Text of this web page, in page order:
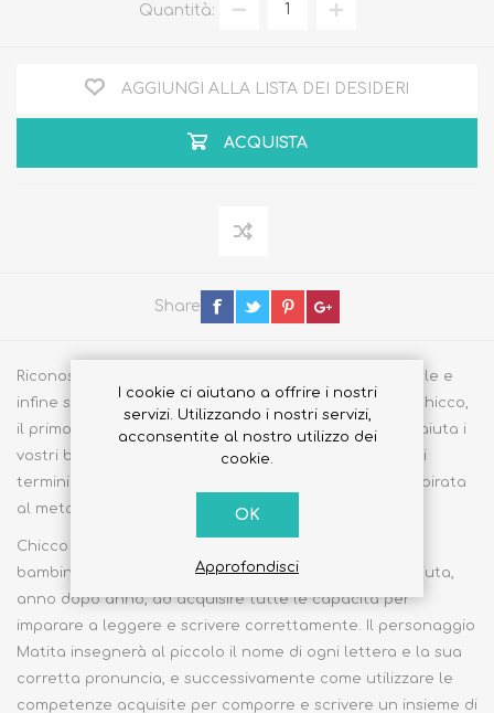
Quantità:
AGGIUNGI ALLA LISTA DEI DESIDERI
ACQUISTA
Share
Riconoscere le lettere, imparare nuove parole, leggerle e
infine scriverle con Banco Scuola, Leggi e Impara di Chicco,
il primo tavolo scolastico elettronico e parlante che aiuta i
vostri bambini a imparare l’alfabeto e a leggere i primi
termini. Un’esperienza di apprendimento completa, ispirata
al metodo Montessori e certificata dai pedagogisti.
Chicco Banco Scuola, Leggi e Impara offre al vostro
bambino un percorso completo ed evolutivo che lo aiuta,
anno dopo anno, ad acquisire tutte le capacità per
imparare a leggere e scrivere correttamente. Il personaggio
Matita insegnerà al piccolo il nome di ogni lettera e la sua
corretta pronuncia, e successivamente come utilizzare le
competenze acquisite per comporre e scrivere un insieme di
I cookie ci aiutano a offrire i nostri
servizi. Utilizzando i nostri servizi,
acconsentite al nostro utilizzo dei
cookie.
OK
Approfondisci